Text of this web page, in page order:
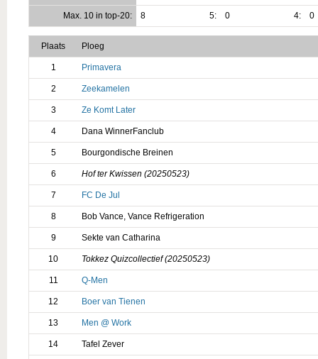
Max. 10 in top-20: 8 5: 0 4: 0
Plaats Ploeg
1 Primavera
2 Zeekamelen
3 Ze Komt Later
4 Dana WinnerFanclub
5 Bourgondische Breinen
6 Hof ter Kwissen (20250523)
7 FC De Jul
8 Bob Vance, Vance Refrigeration
9 Sekte van Catharina
10 Tokkez Quizcollectief (20250523)
11 Q-Men
12 Boer van Tienen
13 Men @ Work
14 Tafel Zever